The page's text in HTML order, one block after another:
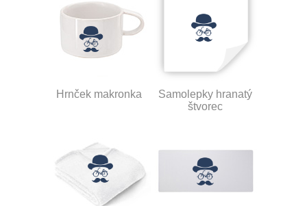
Hrnček makronka
Samolepky hranatý
štvorec